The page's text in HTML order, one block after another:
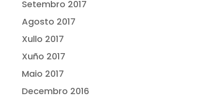
Setembro 2017
Agosto 2017
Xullo 2017
Xuño 2017
Maio 2017
Decembro 2016